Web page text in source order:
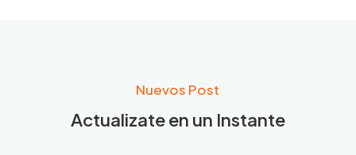
Nuevos Post
Actualizate en un Instante